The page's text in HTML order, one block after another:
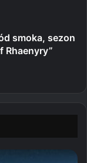
smoka, sezon
Rhaenyry”